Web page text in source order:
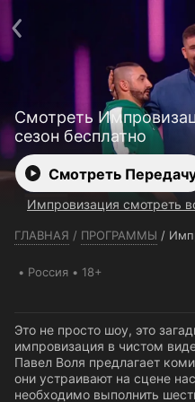
Смотреть
сезон бесплатно
Смотреть
Импровизация смотреть
ГЛАВНАЯ / ПРОГРАММЫ /
Россия 18+
Это не просто шоу, это
импровизация в чистом
Павел Воля предлагает
они устраивают на сцене
необходимо выполнить
Пользовательское
Политика
Ввести промокод